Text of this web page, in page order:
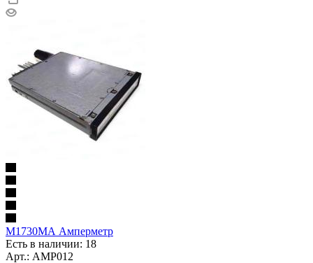
М1730МА Амперметр
Есть в наличии: 18
Арт.: AMP012